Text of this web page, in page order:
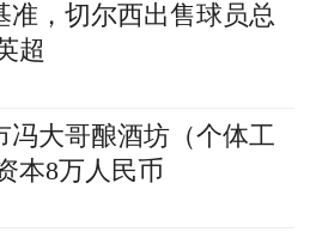
准，切尔西出售球员总
超
冯大哥酿酒坊（个体工
本8万人民币